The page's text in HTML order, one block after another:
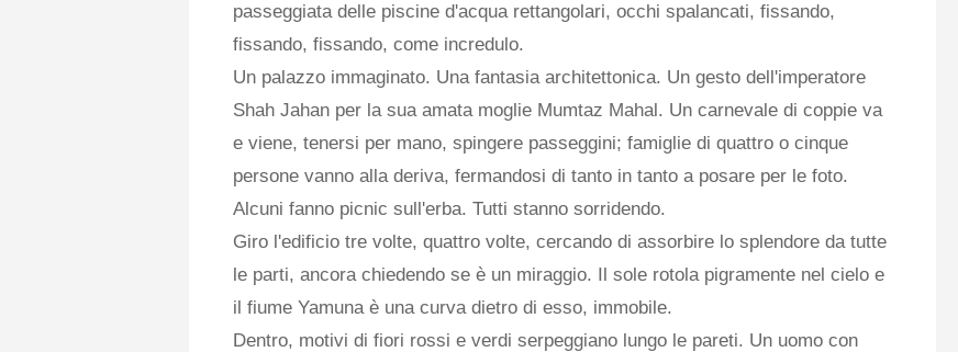
passeggiata delle piscine d'acqua rettangolari, occhi spalancati, fissando,
fissando, fissando, come incredulo.
Un palazzo immaginato. Una fantasia architettonica. Un gesto dell'imperatore
Shah Jahan per la sua amata moglie Mumtaz Mahal. Un carnevale di coppie va
e viene, tenersi per mano, spingere passeggini; famiglie di quattro o cinque
persone vanno alla deriva, fermandosi di tanto in tanto a posare per le foto.
Alcuni fanno picnic sull'erba. Tutti stanno sorridendo.
Giro l'edificio tre volte, quattro volte, cercando di assorbire lo splendore da tutte
le parti, ancora chiedendo se è un miraggio. Il sole rotola pigramente nel cielo e
il fiume Yamuna è una curva dietro di esso, immobile.
Dentro, motivi di fiori rossi e verdi serpeggiano lungo le pareti. Un uomo con